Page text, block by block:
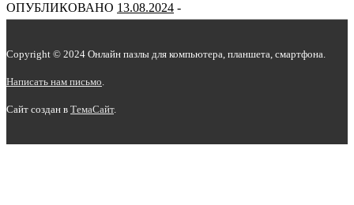
ОПУБЛИКОВАНО 13.08.2024
Copyright © 2024 Онлайн пазлы для компьютера, планшета, смартфона.
Написать нам письмо.
Сайт создан в ТемаСайт.